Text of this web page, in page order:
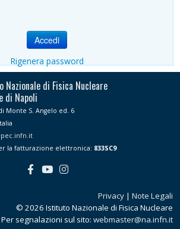
Accedi
Rigenera password
di Fisica Nucleare
di Napoli
Monte S. Angelo ed. 6
la fatturazione elettronica: 833SC9
Privacy | Note Legali
© 2026 Istituto Nazionale di Fisica Nucleare
Per segnalazioni sul sito: webmaster@na.infn.it